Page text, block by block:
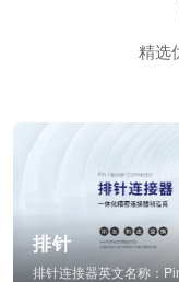
精选
排针